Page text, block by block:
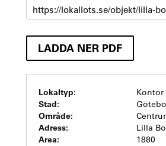
https://lokallots.se/objekt/lilla-
LADDA NER PDF
Lokaltyp: Kontor
Stad:
Område:
Adress: Lilla
Area: 1880